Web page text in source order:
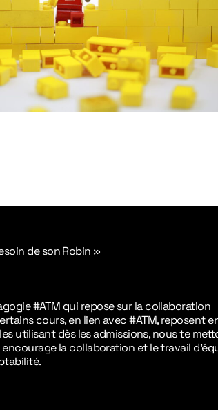
de son Robin »
#ATM qui repose sur la collaboration
cours, en lien avec #ATM, reposent
les utilisant dès les admissions, nous te
la collaboration et le travail